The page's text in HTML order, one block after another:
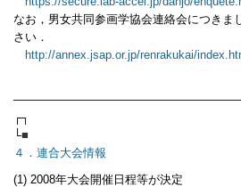
なお，男女共同参画学協会連絡会につきま
さい．
http://annex.jsap.or.jp/renrakukai/
┌┐
└■
４．連合大会情報
(1) 2008年大会開催日程等が決定